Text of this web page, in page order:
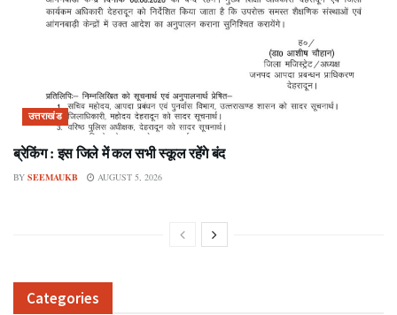
उत्तराखंड
ब्रेकिंग : इस जिले में कल सभी स्कूल रहेंगे बंद
BY SEEMAUKB AUGUST 5, 2026
Categories